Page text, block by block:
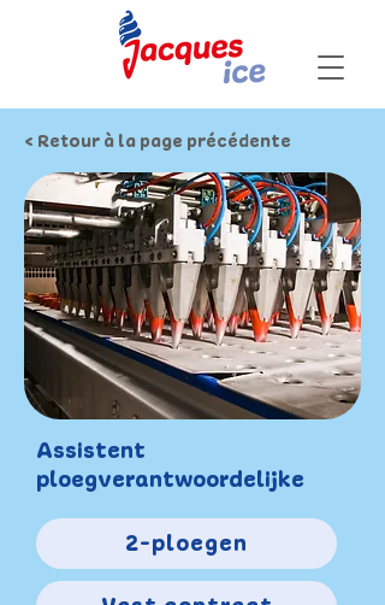
< Retour à la page précédente
Assistent
ploegverantwoordelijke
2-ploegen